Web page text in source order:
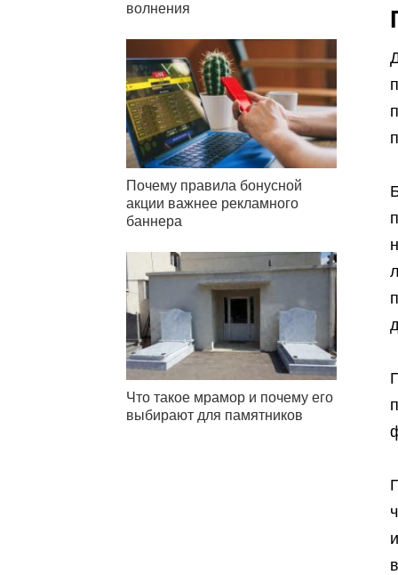
волнения
Почему правила бонусной
акции важнее рекламного
баннера
Что такое мрамор и почему его
выбирают для памятников